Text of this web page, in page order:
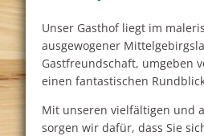
Unser Gasthof liegt im
ausgewogener
Gastfreundschaft, umgeben
einen fantastischen
Mit unseren vielfältigen und
sorgen wir dafür, dass Sie